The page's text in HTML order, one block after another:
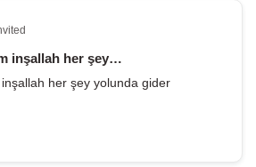
inşallah her şey…
inşallah her şey yolunda gider